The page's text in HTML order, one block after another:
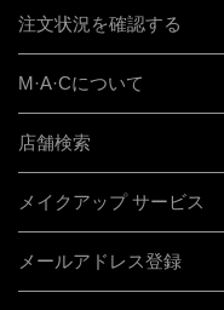
注文状況を確認する
M·A·Cについて
店舗検索
メイクアップ サービス
メールアドレス登録